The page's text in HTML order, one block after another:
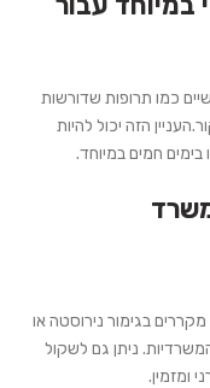
כמו תרופות שדורשות
הזה יכול להיות
בימים חמים במיוחד.
בגימור נירוסטה או
ניתן גם לשקול
ומזמין.